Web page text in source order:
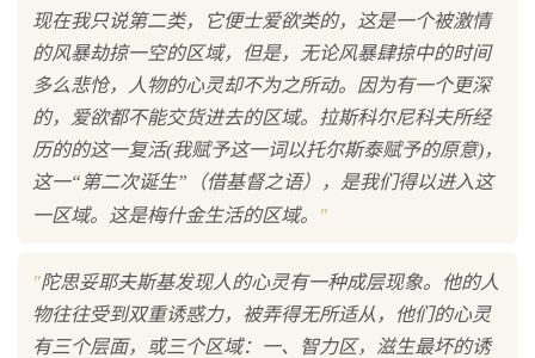
现在我只说第二类，它便士爱欲类的，这是一个被激情
的风暴劫掠一空的区域，但是，无论风暴肆掠中的时间
多么悲怆，人物的心灵却不为之所动。因为有一个更深
的，爱欲都不能交货进去的区域。拉斯科尔尼科夫所经
历的的这一复活(我赋予这一词以托尔斯泰赋予的原意)，
这一“第二次诞生”（借基督之语），是我们得以进入这
一区域。这是梅什金生活的区域。
"
"陀思妥耶夫斯基发现人的心灵有一种成层现象。他的人
物往往受到双重诱惑力，被弄得无所适从，他们的心灵
有三个层面，或三个区域：一、智力区，滋生最坏的诱